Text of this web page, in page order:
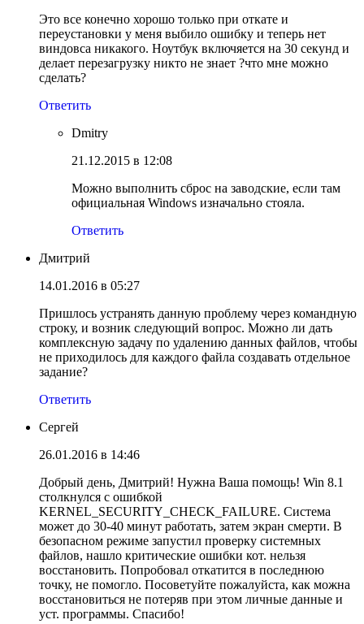
Это все конечно хорошо только при откате и
переустановки у меня выбило ошибку и теперь нет
виндовса никакого. Ноутбук включяется на 30 секунд и
делает перезагрузку никто не знает ?что мне можно
сделать?
Ответить
Dmitry
21.12.2015 в 12:08
Можно выполнить сброс на заводские, если там
официальная Windows изначально стояла.
Ответить
Дмитрий
14.01.2016 в 05:27
Пришлось устранять данную проблему через командную
строку, и возник следующий вопрос. Можно ли дать
комплексную задачу по удалению данных файлов, чтобы
не приходилось для каждого файла создавать отдельное
задание?
Ответить
Сергей
26.01.2016 в 14:46
Добрый день, Дмитрий! Нужна Ваша помощь! Win 8.1
столкнулся с ошибкой
KERNEL_SECURITY_CHECK_FAILURE. Система
может до 30-40 минут работать, затем экран смерти. В
безопасном режиме запустил проверку системных
файлов, нашло критические ошибки кот. нельзя
восстановить. Попробовал откатится в последнюю
точку, не помогло. Посоветуйте пожалуйста, как можна
восстановиться не потеряв при этом личные данные и
уст. программы. Спасибо!